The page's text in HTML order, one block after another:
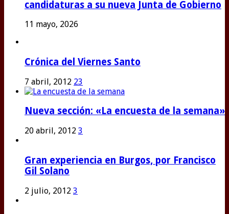
candidaturas a su nueva Junta de Gobierno
11 mayo, 2026
Crónica del Viernes Santo
7 abril, 2012 23
Nueva sección: «La encuesta de la semana»
20 abril, 2012 3
Gran experiencia en Burgos, por Francisco
Gil Solano
2 julio, 2012 3